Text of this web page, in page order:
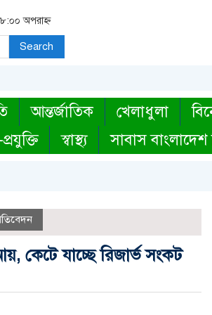
অপরাহ্ন
Search
আন্তর্জাতিক খেলাধুলা
স্বাস্থ্য সাবাস
কেটে যাচ্ছে রিজার্ভ সংকট